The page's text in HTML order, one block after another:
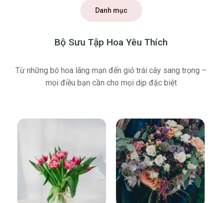
Danh mục
Bộ Sưu Tập Hoa Yêu Thích
Từ những bó hoa lãng mạn đến giỏ trái cây sang trọng –
mọi điều bạn cần cho mọi dịp đặc biệt